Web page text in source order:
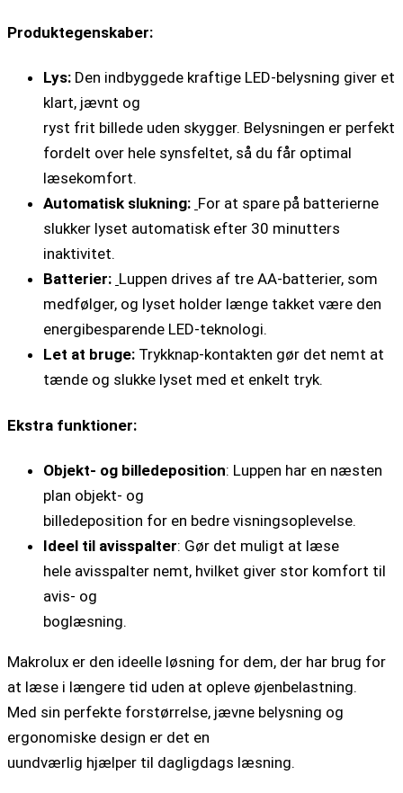
Produktegenskaber:
Lys: Den indbyggede kraftige LED-belysning giver et
klart, jævnt og
ryst frit billede uden skygger. Belysningen er perfekt
fordelt over hele synsfeltet, så du får optimal
læsekomfort.
Automatisk slukning: For at spare på batterierne
slukker lyset automatisk efter 30 minutters
inaktivitet.
Batterier: Luppen drives af tre AA-batterier, som
medfølger, og lyset holder længe takket være den
energibesparende LED-teknologi.
Let at bruge: Trykknap-kontakten gør det nemt at
tænde og slukke lyset med et enkelt tryk.
Ekstra funktioner:
Objekt- og billedeposition: Luppen har en næsten
plan objekt- og
billedeposition for en bedre visningsoplevelse.
Ideel til avisspalter: Gør det muligt at læse
hele avisspalter nemt, hvilket giver stor komfort til
avis- og
boglæsning.
Makrolux er den ideelle løsning for dem, der har brug for
at læse i længere tid uden at opleve øjenbelastning.
Med sin perfekte forstørrelse, jævne belysning og
ergonomiske design er det en
uundværlig hjælper til dagligdags læsning.